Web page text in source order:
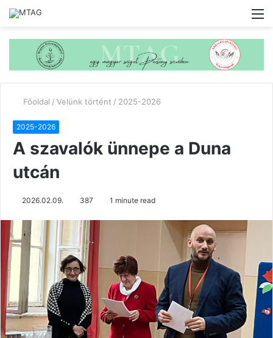
Főoldal / Velünk történt / 2025-2026
2025-2026
A szavalók ünnepe a Duna
utcán
2026.02.09. 387 1 minute read